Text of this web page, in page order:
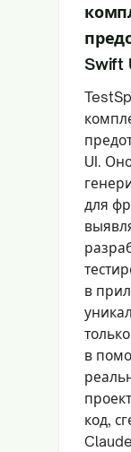
Swift
UI.
для
в
в
код,